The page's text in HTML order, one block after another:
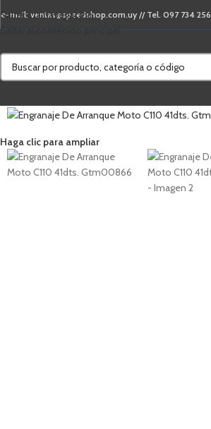
Saltar a la navegación
Saltar al contenido principal
e-mail: ventas@speedshop.com.uy // Tel. 097 734 256
Haga clic para ampliar